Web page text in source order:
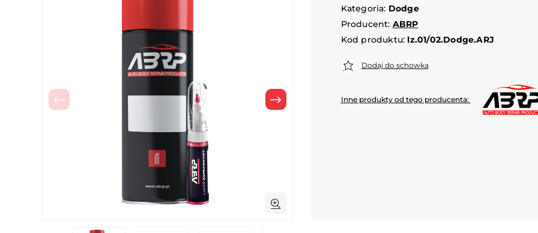
Poprzedni Następny
Kategoria: Dodge
Producent: ABRP
Kod produktu: lz.01/02.Dodge.ARJ
Dodaj do schowka
Inne produkty od tego producenta: